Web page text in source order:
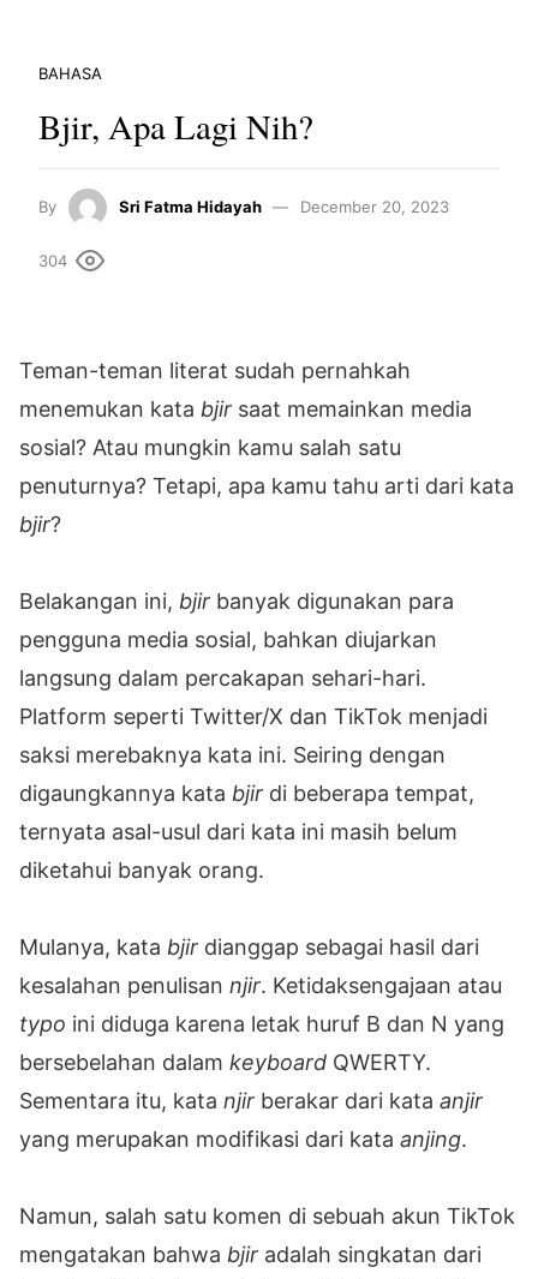
BAHASA
Bjir, Apa Lagi Nih?
By Sri Fatma Hidayah December 20, 2023
304
Teman-teman literat sudah pernahkah
menemukan kata bjir saat memainkan media
sosial? Atau mungkin kamu salah satu
penuturnya? Tetapi, apa kamu tahu arti dari kata
bjir?
Belakangan ini, bjir banyak digunakan para
pengguna media sosial, bahkan diujarkan
langsung dalam percakapan sehari-hari.
Platform seperti Twitter/X dan TikTok menjadi
saksi merebaknya kata ini. Seiring dengan
digaungkannya kata bjir di beberapa tempat,
ternyata asal-usul dari kata ini masih belum
diketahui banyak orang.
Mulanya, kata bjir dianggap sebagai hasil dari
kesalahan penulisan njir. Ketidaksengajaan atau
typo ini diduga karena letak huruf B dan N yang
bersebelahan dalam keyboard QWERTY.
Sementara itu, kata njir berakar dari kata anjir
yang merupakan modifikasi dari kata anjing.
Namun, salah satu komen di sebuah akun TikTok
mengatakan bahwa bjir adalah singkatan dari